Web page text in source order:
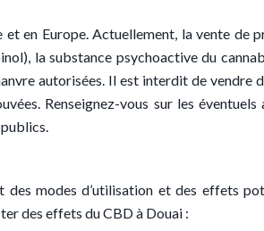
en Europe. Actuellement, la vente de
la substance psychoactive du
autorisées. Il est interdit de vendre
Renseignez-vous sur les éventuels
modes d’utilisation et des effets
des effets du CBD à Douai :